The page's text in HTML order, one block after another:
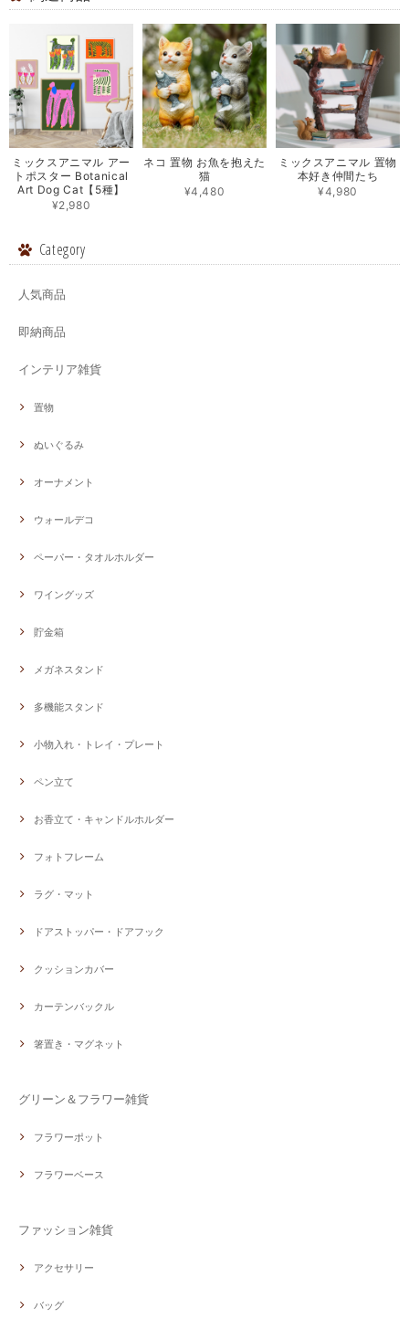
ミックスアニマル アー
トポスター Botanical
Art Dog Cat【5種】
¥2,980
ネコ 置物 お魚を抱えた
猫
¥4,480
ミックスアニマル 置物
本好き仲間たち
¥4,980
Category
人気商品
即納商品
インテリア雑貨
置物
ぬいぐるみ
オーナメント
ウォールデコ
ペーパー・タオルホルダー
ワイングッズ
貯金箱
メガネスタンド
多機能スタンド
小物入れ・トレイ・プレート
ペン立て
お香立て・キャンドルホルダー
フォトフレーム
ラグ・マット
ドアストッパー・ドアフック
クッションカバー
カーテンバックル
箸置き・マグネット
グリーン＆フラワー雑貨
フラワーポット
フラワーベース
ファッション雑貨
アクセサリー
バッグ